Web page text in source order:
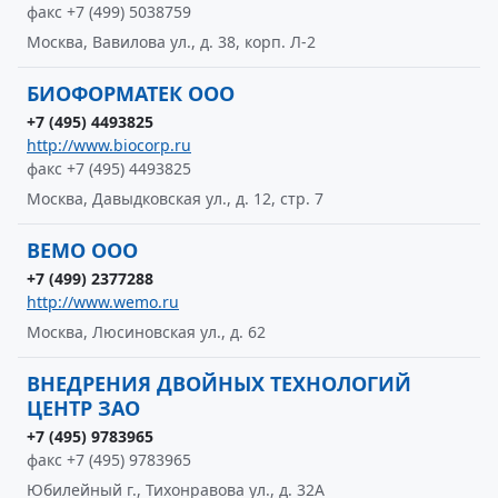
факс +7 (499) 5038759
Москва, Вавилова ул., д. 38, корп. Л-2
БИОФОРМАТЕК ООО
+7 (495) 4493825
http://www.biocorp.ru
факс +7 (495) 4493825
Москва, Давыдковская ул., д. 12, стр. 7
ВЕМО ООО
+7 (499) 2377288
http://www.wemo.ru
Москва, Люсиновская ул., д. 62
ВНЕДРЕНИЯ ДВОЙНЫХ ТЕХНОЛОГИЙ
ЦЕНТР ЗАО
+7 (495) 9783965
факс +7 (495) 9783965
Юбилейный г., Тихонравова ул., д. 32А